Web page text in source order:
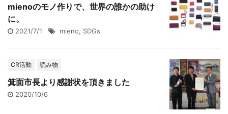
mienoのモノ作りで、世界の誰かの助け
に。
2021/7/1 mieno, SDGs
CR活動 読み物
箕面市長より感謝状を頂きました
2020/10/6